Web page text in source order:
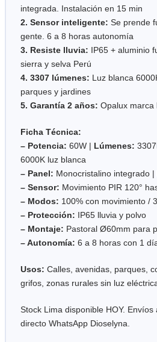
integrada. Instalación en 15 min
2. Sensor inteligente: Se prende
gente. 6 a 8 horas autonomía
3. Resiste lluvia: IP65 + aluminio
sierra y selva Perú
4. 3307 lúmenes: Luz blanca
parques y jardines
5. Garantía 2 años: Opalux marca
Ficha Técnica:
– Potencia: 60W | Lúmenes:
6000K luz blanca
– Panel: Monocristalino integrado |
– Sensor: Movimiento PIR 120°
– Modos: 100% con movimiento /
– Protección: IP65 lluvia y polvo
– Montaje: Pastoral Ø60mm para
– Autonomía: 6 a 8 horas con 1
Usos: Calles, avenidas, parques,
grifos, zonas rurales sin luz
Stock Lima disponible HOY.
directo WhatsApp Dioselyna.